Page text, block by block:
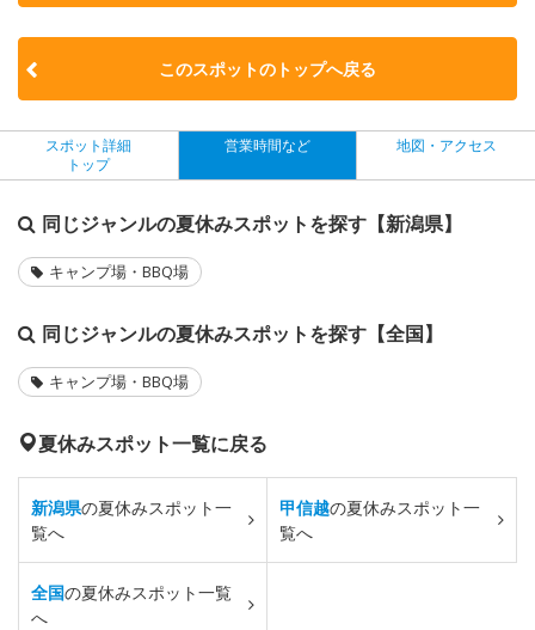
このスポットのトップへ戻る
スポット詳細
トップ
営業時間など 地図・アクセス
同じジャンルの夏休みスポットを探す【新潟県】
キャンプ場・BBQ場
同じジャンルの夏休みスポットを探す【全国】
キャンプ場・BBQ場
夏休みスポット一覧に戻る
新潟県の夏休みスポット一
覧へ
甲信越の夏休みスポット一
覧へ
全国の夏休みスポット一覧
へ